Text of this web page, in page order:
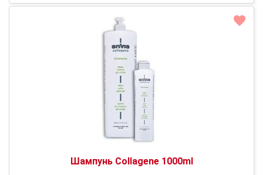
Шампунь Collagene 1000ml